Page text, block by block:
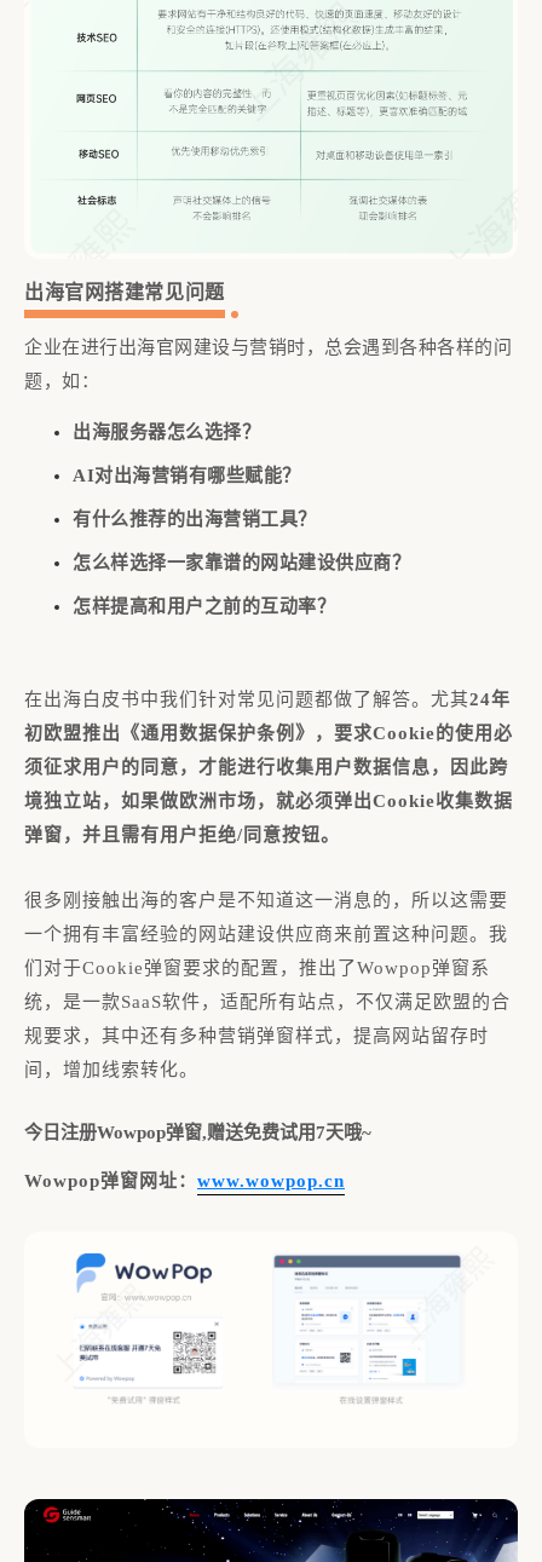
出海官网搭建常见问题
作
为
一
家
企业在进行出海官网建设与营销时，总会遇到各种各样的问
题，如：
出海服务器怎么选择？
AI对出海营销有哪些赋能？
有什么推荐的出海营销工具？
怎么样选择一家靠谱的网站建设供应商？
怎样提高和用户之前的互动率？
在出海白皮书中我们针对常见问题都做了解答。尤其24年
初欧盟推出《通用数据保护条例》，要求Cookie的使用必
须征求用户的同意，才能进行收集用户数据信息，因此跨
境独立站，如果做欧洲市场，就必须弹出Cookie收集数据
弹窗，并且需有用户拒绝/同意按钮。
很多刚接触出海的客户是不知道这一消息的，所以这需要
一个拥有丰富经验的网站建设供应商来前置这种问题。我
们对于Cookie弹窗要求的配置，推出了Wowpop弹窗系
统，是一款SaaS软件，适配所有站点，不仅满足欧盟的合
规要求，其中还有多种营销弹窗样式，提高网站留存时
间，增加线索转化。
今日注册Wowpop弹窗,赠送免费试用7天哦~
Wowpop弹窗网址： www.wowpop.cn